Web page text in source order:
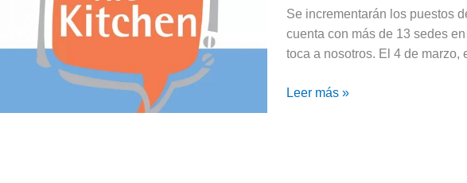
Se incrementarán los puestos
cuenta con más de 13 sedes
toca a nosotros. El 4 de marzo,
nuevo
estudio
de
en
Leer más »